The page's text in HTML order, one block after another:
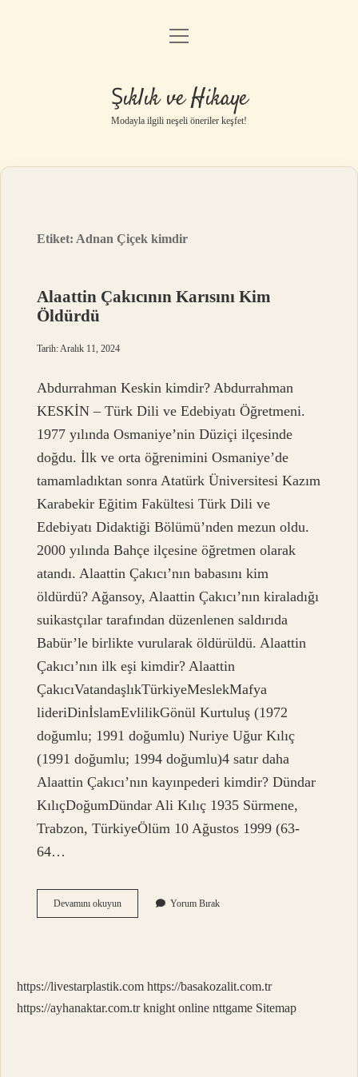
Gizlilik Politikası
Yasal Uyarı
menüyü
Şıklık ve Hikaye
Modayla ilgili neşeli öneriler keşfet!
Etiket: Adnan Çiçek kimdir
Alaattin Çakıcının Karısını Kim
Öldürdü
Tarih: Aralık 11, 2024
Abdurrahman Keskin kimdir? Abdurrahman
KESKİN – Türk Dili ve Edebiyatı Öğretmeni.
1977 yılında Osmaniye’nin Düziçi ilçesinde
doğdu. İlk ve orta öğrenimini Osmaniye’de
tamamladıktan sonra Atatürk Üniversitesi Kazım
Karabekir Eğitim Fakültesi Türk Dili ve
Edebiyatı Didaktiği Bölümü’nden mezun oldu.
2000 yılında Bahçe ilçesine öğretmen olarak
atandı. Alaattin Çakıcı’nın babasını kim
öldürdü? Ağansoy, Alaattin Çakıcı’nın kiraladığı
suikastçılar tarafından düzenlenen saldırıda
Babür’le birlikte vurularak öldürüldü. Alaattin
Çakıcı’nın ilk eşi kimdir? Alaattin
ÇakıcıVatandaşlıkTürkiyeMeslekMafya
lideriDinİslamEvlilikGönül Kurtuluş (1972
doğumlu; 1991 doğumlu) Nuriye Uğur Kılıç
(1991 doğumlu; 1994 doğumlu)4 satır daha
Alaattin Çakıcı’nın kayınpederi kimdir? Dündar
KılıçDoğumDündar Ali Kılıç 1935 Sürmene,
Trabzon, TürkiyeÖlüm 10 Ağustos 1999 (63-
64…
Devamını okuyunAlaattin
Çakıcının
Yorum Bırak
https://livestarplastik.com https://basakozalit.com.tr
https://ayhanaktar.com.tr knight online nttgame Sitemap